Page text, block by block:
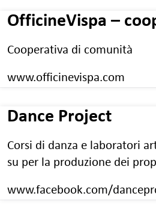
OfficineVispa –
Cooperativa di comunità
www.officinevispa.com
Dance Project
Corsi di danza e laboratori
su per la produzione dei
www.facebook.com/